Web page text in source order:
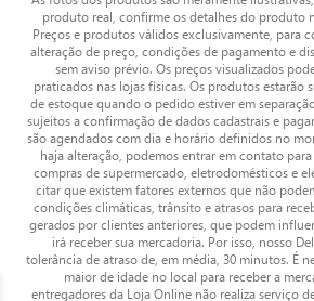
produto real, confirme os detalhes do produto
Preços e produtos válidos exclusivamente, para
alteração de preço, condições de pagamento e
sem aviso prévio. Os preços visualizados
praticados nas lojas físicas. Os produtos estarão
de estoque quando o pedido estiver em
sujeitos a confirmação de dados cadastrais e
são agendados com dia e horário definidos no
haja alteração, podemos entrar em contato
compras de supermercado, eletrodomésticos e
citar que existem fatores externos que não
condições climáticas, trânsito e atrasos para
gerados por clientes anteriores, que podem
irá receber sua mercadoria. Por isso, nosso
tolerância de atraso de, em média, 30 minutos. É
maior de idade no local para receber a
entregadores da Loja Online não realiza serviço